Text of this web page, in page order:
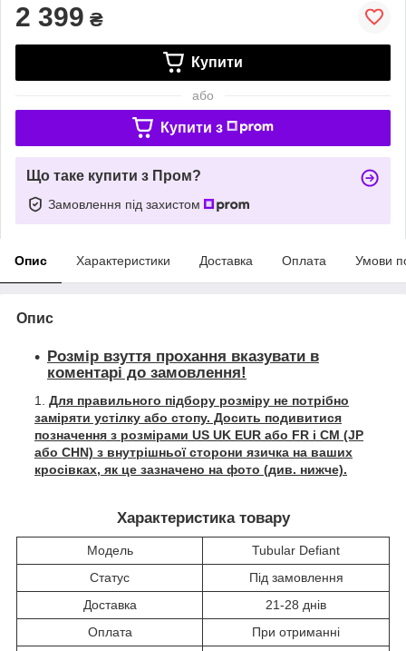
2 399 ₴
Купити
або
Купити з
Що таке купити з Пром?
Замовлення під захистом
Опис Характеристики Доставка Оплата Умови
Опис
Розмір взуття прохання вказувати в
коментарі до замовлення!
Для правильного підбору розміру не потрібно
заміряти устілку або стопу. Досить подивитися
позначення з розмірами US UK EUR або FR і СМ (JP
або CHN) з внутрішньої сторони язичка на ваших
кросівках, як це зазначено на фото (див. нижче).
Характеристика товару
Модель
Tubular Defiant
Статус
Під замовлення
Доставка
21-28 днів
Оплата
При отриманні